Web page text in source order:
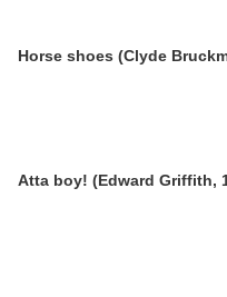
Horse shoes (Clyde
Atta boy! (Edward Griffith,